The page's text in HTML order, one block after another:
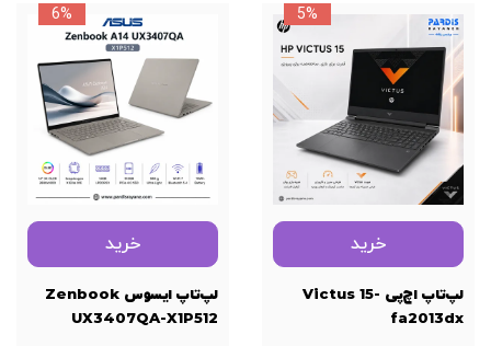
خرید
لپ‌تاپ اچ‌پی Victus 15-
fa2013dx
5%
خرید
لپ‌تاپ ایسوس Zenbook
UX3407QA-X1P512
6%